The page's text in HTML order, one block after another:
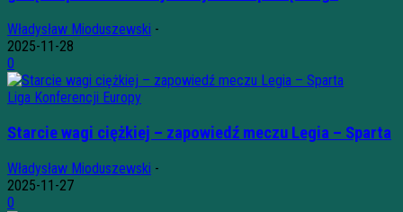
Władysław Mioduszewski -
2025-11-28
0
Liga Konferencji Europy
Starcie wagi ciężkiej – zapowiedź meczu Legia – Sparta
Władysław Mioduszewski -
2025-11-27
0